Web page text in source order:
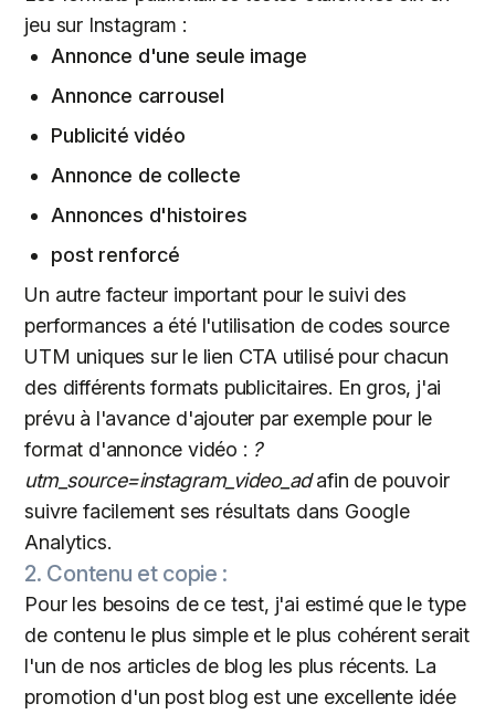
jeu sur Instagram :
Annonce d'une seule image
Annonce carrousel
Publicité vidéo
Annonce de collecte
Annonces d'histoires
post renforcé
Un autre facteur important pour le suivi des
performances a été l'utilisation de codes source
UTM uniques sur le lien CTA utilisé pour chacun
des différents formats publicitaires. En gros, j'ai
prévu à l'avance d'ajouter par exemple pour le
format d'annonce vidéo : ?
utm_source=instagram_video_adafin de pouvoir
suivre facilement ses résultats dans Google
Analytics.
2. Contenu et copie :
Pour les besoins de ce test, j'ai estimé que le type
de contenu le plus simple et le plus cohérent serait
l'un de nos articles de blog les plus récents. La
promotion d'un post blog est une excellente idée